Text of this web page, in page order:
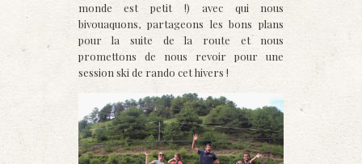
monde est petit !) avec qui nous
bivouaquons, partageons les bons plans
pour la suite de la route et nous
promettons de nous revoir pour une
session ski de rando cet hivers !